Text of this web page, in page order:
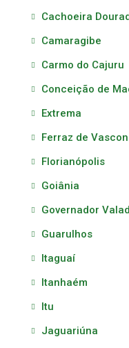
Cachoeira
Camaragibe
Carmo do Cajuru
Conceição de
Extrema
Ferraz de
Florianópolis
Goiânia
Governador
Guarulhos
Itaguaí
Itanhaém
Itu
Jaguariúna